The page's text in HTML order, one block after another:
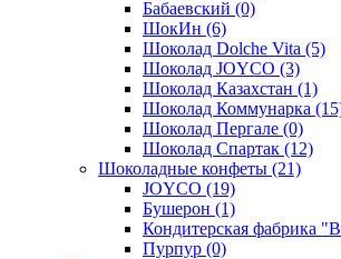
Бабаевский (0)
ШокИн (6)
Шоколад Dolche Vita (5)
Шоколад JOYCO (3)
Шоколад Казахстан (1)
Шоколад Коммунарка
Шоколад Пергале (0)
Шоколад Спартак (12)
Шоколадные конфеты (21)
JOYCO (19)
Бушерон (1)
Кондитерская фабрика
Пурпур (0)